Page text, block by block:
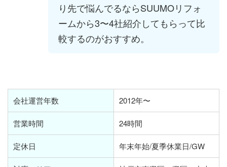
り先で悩んでるならSUUMOリフォ
ームから3〜4社紹介してもらって比
較するのがおすすめ。
会社運営年数 2012年〜
営業時間 24時間
定休日 年末年始/夏季休業日/GW